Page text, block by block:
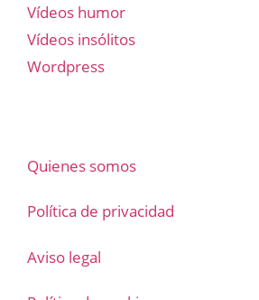
Vídeos humor
Vídeos insólitos
Wordpress
Quienes somos
Política de privacidad
Aviso legal